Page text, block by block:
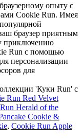
опыту с
Cookie Run. Имея
браузер приятным
приключению
Run с помощью
персонализации
для
'Куки Run' с
Run Red Velvet
Herald of the
Cookie &
, Cookie Run Apple